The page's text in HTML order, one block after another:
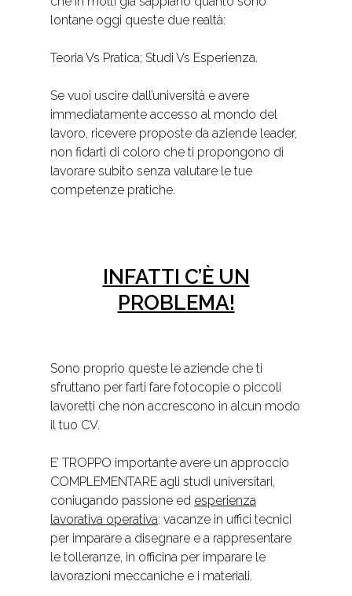
lontane oggi queste due realtà:
Teoria Vs Pratica; Studi Vs Esperienza.
Se vuoi uscire dall’università e avere
immediatamente accesso al mondo del
lavoro, ricevere proposte da aziende leader,
non fidarti di coloro che ti propongono di
lavorare subito senza valutare le tue
competenze pratiche.
INFATTI C’È UN
PROBLEMA!
Sono proprio queste le aziende che ti
sfruttano per farti fare fotocopie o piccoli
lavoretti che non accrescono in alcun modo
il tuo CV.
E’ TROPPO importante avere un approccio
COMPLEMENTARE agli studi universitari,
coniugando passione ed esperienza
lavorativa operativa: vacanze in uffici tecnici
per imparare a disegnare e a rappresentare
le tolleranze, in officina per imparare le
lavorazioni meccaniche e i materiali.